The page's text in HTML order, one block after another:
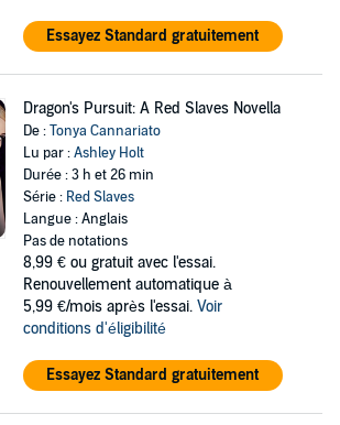
Essayez Standard gratuitement
Dragon's Pursuit: A Red Slaves Novella
De :Tonya Cannariato
Lu par :Ashley Holt
Durée : 3 h et 26 min
Série : Red Slaves
Langue : Anglais
Pas de notations
8,99 € ou gratuit avec l'essai.
Renouvellement automatique à
5,99 €/mois après l'essai. Voir
conditions d'éligibilité
Essayez Standard gratuitement